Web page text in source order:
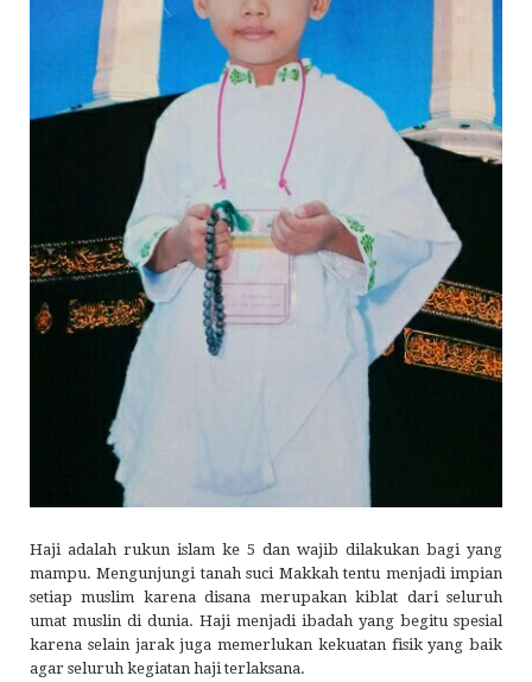
Haji adalah rukun islam ke 5 dan wajib dilakukan bagi yang
mampu. Mengunjungi tanah suci Makkah tentu menjadi impian
setiap muslim karena disana merupakan kiblat dari seluruh
umat muslin di dunia. Haji menjadi ibadah yang begitu spesial
karena selain jarak juga memerlukan kekuatan fisik yang baik
agar seluruh kegiatan haji terlaksana.